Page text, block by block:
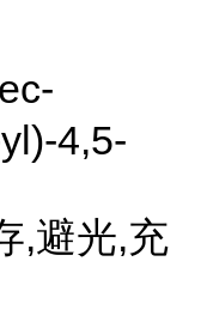
4,5-
,避光,充